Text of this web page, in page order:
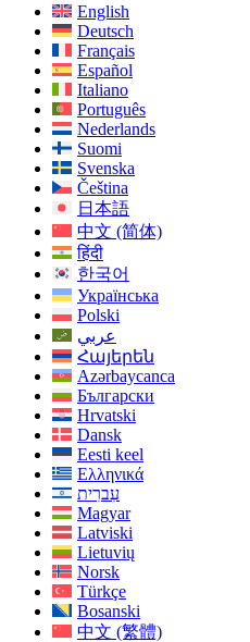
English
Deutsch
Français
Español
Italiano
Português
Nederlands
Suomi
Svenska
Čeština
日本語
中文 (简体)
हिंदी
한국어
Українська
Polski
عربي
Հայերեն
Azərbaycanca
Български
Hrvatski
Dansk
Eesti keel
Ελληνικά
עִברִית
Magyar
Latviski
Lietuvių
Norsk
Türkçe
Bosanski
中文 (繁體)